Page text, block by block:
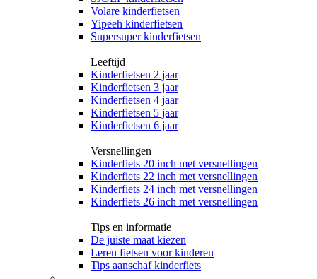
Volare kinderfietsen
Yipeeh kinderfietsen
Supersuper kinderfietsen
Leeftijd
Kinderfietsen 2 jaar
Kinderfietsen 3 jaar
Kinderfietsen 4 jaar
Kinderfietsen 5 jaar
Kinderfietsen 6 jaar
Versnellingen
Kinderfiets 20 inch met versnellingen
Kinderfiets 22 inch met versnellingen
Kinderfiets 24 inch met versnellingen
Kinderfiets 26 inch met versnellingen
Tips en informatie
De juiste maat kiezen
Leren fietsen voor kinderen
Tips aanschaf kinderfiets